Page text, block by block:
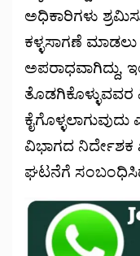
ಅಧಿಕಾರಿಗಳು
ಕಳ್ಳಸಾಗಣೆ ಮಾಡಲು
ಅಪರಾಧವಾಗಿದ್ದು,
ತೊಡಗಿಕೊಳ್ಳುವವರ
ವಿಭಾಗದ
ಘಟನೆಗೆ